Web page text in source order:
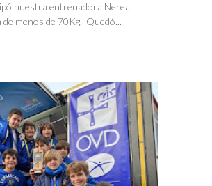
nuestra entrenadora Nerea
de menos de 70Kg. Quedó...